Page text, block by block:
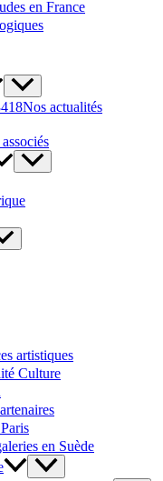
en France
Nos actualités
artistiques
Culture
en Suède